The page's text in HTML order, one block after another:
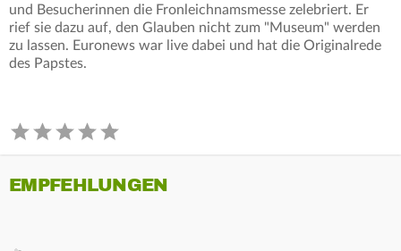
und Besucherinnen die Fronleichnamsmesse zelebriert. Er
rief sie dazu auf, den Glauben nicht zum "Museum" werden
zu lassen. Euronews war live dabei und hat die Originalrede
des Papstes.
EMPFEHLUNGEN